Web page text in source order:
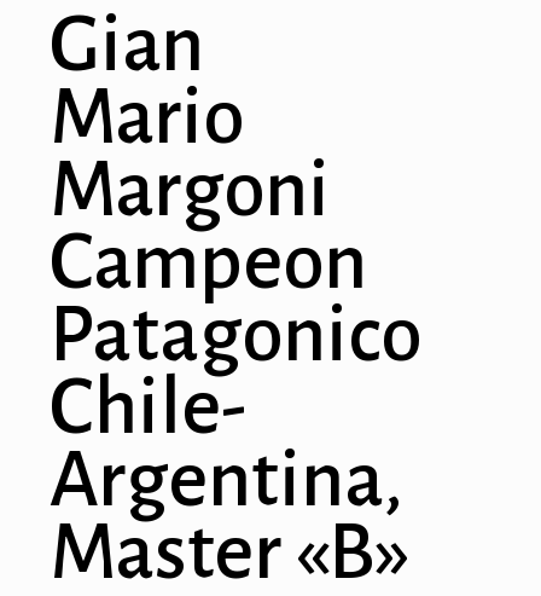
Gian
Mario
Margoni
Campeon
Patagonico
Chile-
Argentina,
Master «B»